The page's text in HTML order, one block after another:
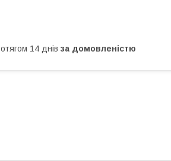
14 днів за домовленістю